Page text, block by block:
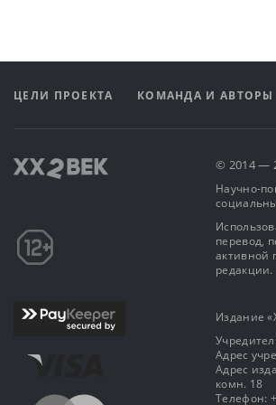
ЦЕЛИ ПРОЕКТА КОМАНДА И АВТОРЫ
© 2014 —
Научно-
перевод,
активной
редакции.
Издание
Адрес
Адрес
комн. 18
Телефон: